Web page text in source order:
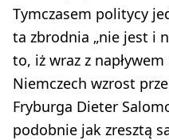
Tymczasem politycy
ta zbrodnia „nie jest i
to, iż wraz z
Niemczech wzrost
Fryburga Dieter
podobnie jak zresztą